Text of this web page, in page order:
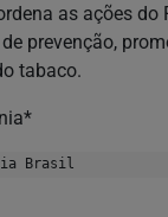
as ações
prevenção,
tabaco.
Brasil